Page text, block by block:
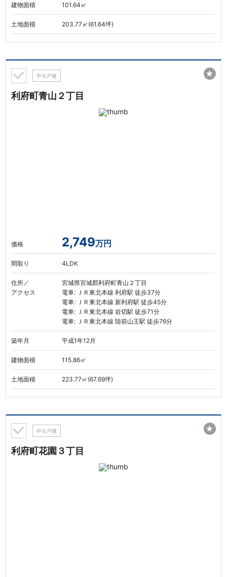
建物面積 101.64㎡
土地面積 203.77㎡(61.64坪)
中古戸建
利府町青山２丁目
価格 2,749万円
間取り 4LDK
住所／
アクセス
宮城県宮城郡利府町青山２丁目
電車: ＪＲ東北本線 利府駅 徒歩37分
電車: ＪＲ東北本線 新利府駅 徒歩45分
電車: ＪＲ東北本線 岩切駅 徒歩71分
電車: ＪＲ東北本線 陸前山王駅 徒歩76分
築年月 平成1年12月
建物面積 115.86㎡
土地面積 223.77㎡(67.69坪)
★
中古戸建
利府町花園３丁目
★